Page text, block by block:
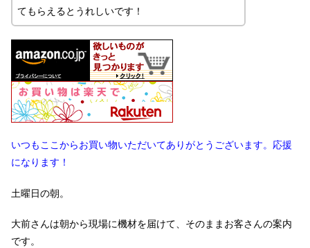
てもらえるとうれしいです！
いつもここからお買い物いただいてありがとうございます。応援
になります！
土曜日の朝。
大前さんは朝から現場に機材を届けて、そのままお客さんの案内
です。